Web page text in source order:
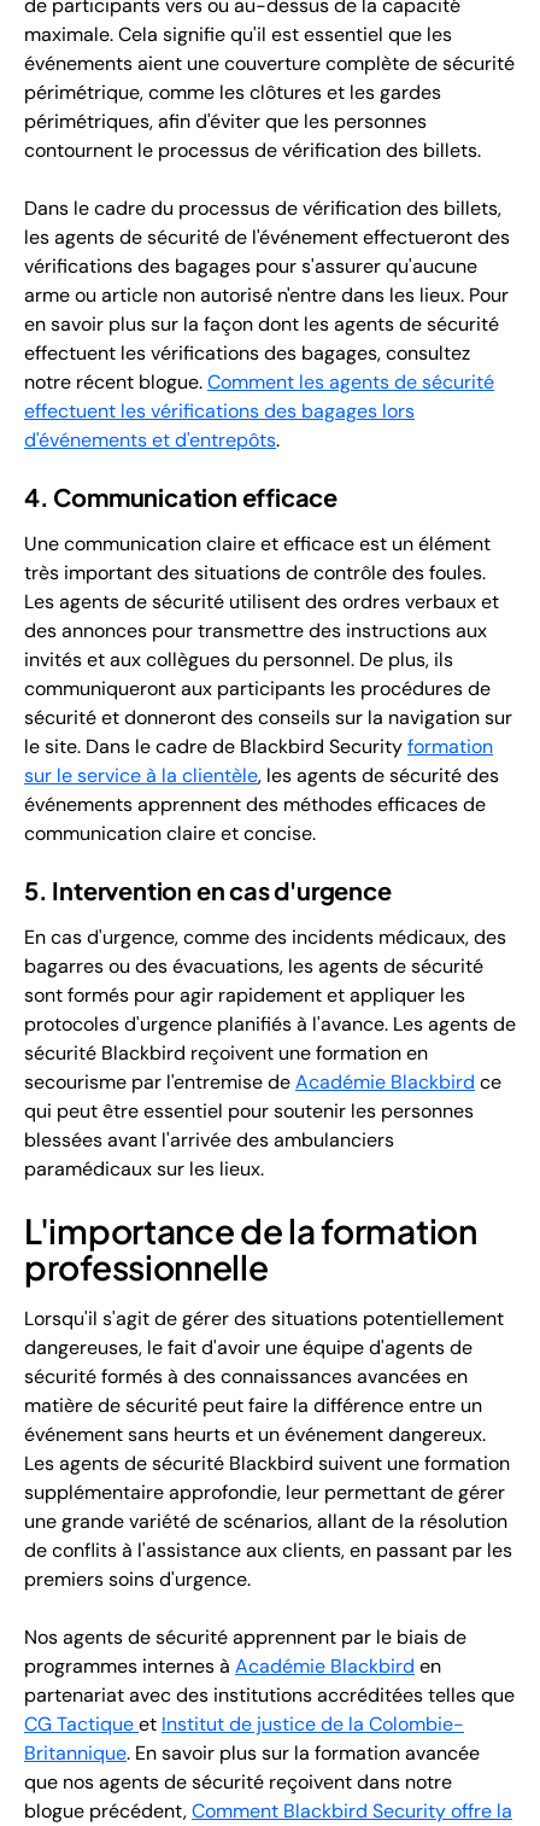
de participants vers ou au-dessus de la capacité
maximale. Cela signifie qu'il est essentiel que les
événements aient une couverture complète de sécurité
périmétrique, comme les clôtures et les gardes
périmétriques, afin d'éviter que les personnes
contournent le processus de vérification des billets.
Dans le cadre du processus de vérification des billets,
les agents de sécurité de l'événement effectueront des
vérifications des bagages pour s'assurer qu'aucune
arme ou article non autorisé n'entre dans les lieux. Pour
en savoir plus sur la façon dont les agents de sécurité
effectuent les vérifications des bagages, consultez
notre récent blogue.Comment les agents de sécurité
effectuent les vérifications des bagages lors
d'événements et d'entrepôts.
4. Communication efficace
Une communication claire et efficace est un élément
très important des situations de contrôle des foules.
Les agents de sécurité utilisent des ordres verbaux et
des annonces pour transmettre des instructions aux
invités et aux collègues du personnel. De plus, ils
communiqueront aux participants les procédures de
sécurité et donneront des conseils sur la navigation sur
le site. Dans le cadre de Blackbird Securityformation
sur le service à la clientèle, les agents de sécurité des
événements apprennent des méthodes efficaces de
communication claire et concise.
5. Intervention en cas d'urgence
En cas d'urgence, comme des incidents médicaux, des
bagarres ou des évacuations, les agents de sécurité
sont formés pour agir rapidement et appliquer les
protocoles d'urgence planifiés à l'avance. Les agents de
sécurité Blackbird reçoivent une formation en
secourisme par l'entremise deAcadémie Blackbird ce
qui peut être essentiel pour soutenir les personnes
blessées avant l'arrivée des ambulanciers
paramédicaux sur les lieux.
L'importance de la formation
professionnelle
Lorsqu'il s'agit de gérer des situations potentiellement
dangereuses, le fait d'avoir une équipe d'agents de
sécurité formés à des connaissances avancées en
matière de sécurité peut faire la différence entre un
événement sans heurts et un événement dangereux.
Les agents de sécurité Blackbird suivent une formation
supplémentaire approfondie, leur permettant de gérer
une grande variété de scénarios, allant de la résolution
de conflits à l'assistance aux clients, en passant par les
premiers soins d'urgence.
Nos agents de sécurité apprennent par le biais de
programmes internes à Académie Blackbird en
partenariat avec des institutions accréditées telles que
CG Tactiqueet Institut de justice de la Colombie-
Britannique. En savoir plus sur la formation avancée
que nos agents de sécurité reçoivent dans notre
blogue précédent,Comment Blackbird Security offre la